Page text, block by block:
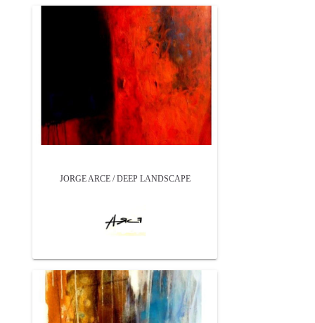
JORGE ARCE / DEEP LANDSCAPE